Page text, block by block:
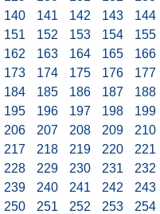
140 141 142 143
144
151 152 153 154
155
162 163 164 165
166
173 174 175 176
177
184 185 186 187
188
195 196 197 198
199
206 207 208 209
210
217 218 219 220
221
228 229 230 231
232
239 240 241 242
243
250 251 252 253
254